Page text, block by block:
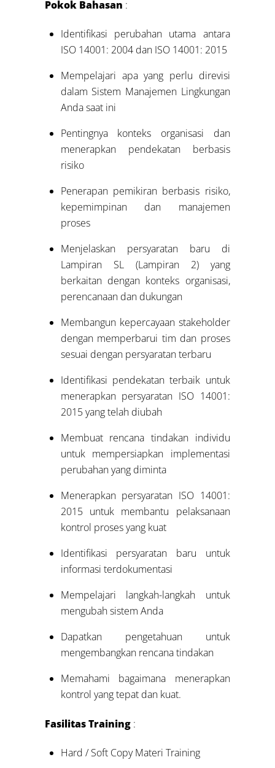
Pokok Bahasan :
Identifikasi perubahan utama antara
ISO 14001: 2004 dan ISO 14001: 2015
Mempelajari apa yang perlu direvisi
dalam Sistem Manajemen Lingkungan
Anda saat ini
Pentingnya konteks organisasi dan
menerapkan pendekatan berbasis
risiko
Penerapan pemikiran berbasis risiko,
kepemimpinan dan manajemen
proses
Menjelaskan persyaratan baru di
Lampiran SL (Lampiran 2) yang
berkaitan dengan konteks organisasi,
perencanaan dan dukungan
Membangun kepercayaan stakeholder
dengan memperbarui tim dan proses
sesuai dengan persyaratan terbaru
Identifikasi pendekatan terbaik untuk
menerapkan persyaratan ISO 14001:
2015 yang telah diubah
Membuat rencana tindakan individu
untuk mempersiapkan implementasi
perubahan yang diminta
Menerapkan persyaratan ISO 14001:
2015 untuk membantu pelaksanaan
kontrol proses yang kuat
Identifikasi persyaratan baru untuk
informasi terdokumentasi
Mempelajari langkah-langkah untuk
mengubah sistem Anda
Dapatkan pengetahuan untuk
mengembangkan rencana tindakan
Memahami bagaimana menerapkan
kontrol yang tepat dan kuat.
Fasilitas Training :
Hard / Soft Copy Materi Training